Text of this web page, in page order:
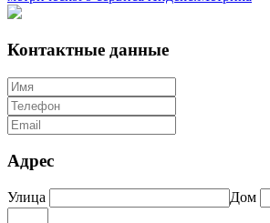
Контактные данные
Адрес
Улица Дом